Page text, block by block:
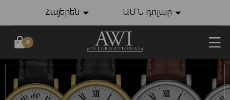
Հայերեն ԱՄՆ դոլար
0